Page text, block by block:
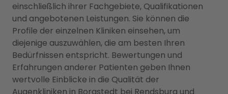
einschließlich ihrer Fachgebiete, Qualifikationen
und angebotenen Leistungen. Sie können die
Profile der einzelnen Kliniken einsehen, um
diejenige auszuwählen, die am besten Ihren
Bedürfnissen entspricht. Bewertungen und
Erfahrungen anderer Patienten geben Ihnen
wertvolle Einblicke in die Qualität der